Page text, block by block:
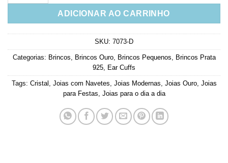
ADICIONAR AO CARRINHO
SKU: 7073-D
Categorias: Brincos, Brincos Ouro, Brincos Pequenos, Brincos Prata
925, Ear Cuffs
Tags: Cristal , Joias com Navetes, Joias Modernas, Joias Ouro, Joias
para Festas, Joias para o dia a dia